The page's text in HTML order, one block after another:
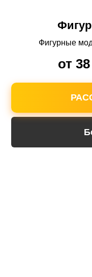
Фигурные
от
4 услуги
Мы поможем